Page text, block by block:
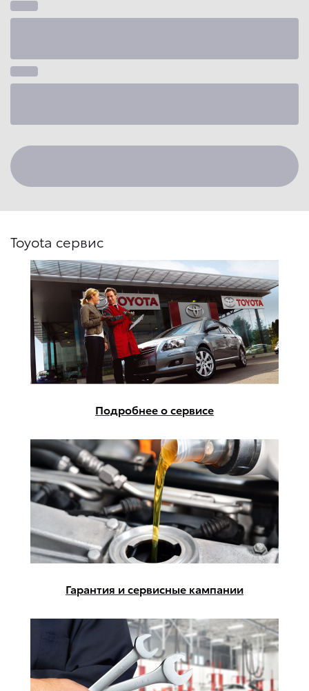
Toyota сервис
Подробнее о сервисе
Гарантия и сервисные кампании